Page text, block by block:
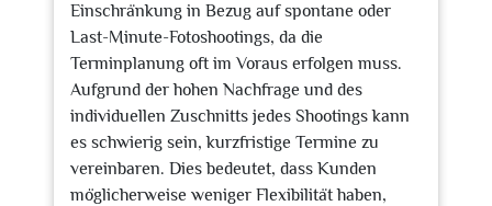
Einschränkung in Bezug auf spontane oder
Last-Minute-Fotoshootings, da die
Terminplanung oft im Voraus erfolgen muss.
Aufgrund der hohen Nachfrage und des
individuellen Zuschnitts jedes Shootings kann
es schwierig sein, kurzfristige Termine zu
vereinbaren. Dies bedeutet, dass Kunden
möglicherweise weniger Flexibilität haben,